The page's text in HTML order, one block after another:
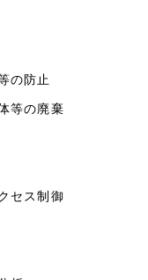
の防止
等の廃棄
セス制御